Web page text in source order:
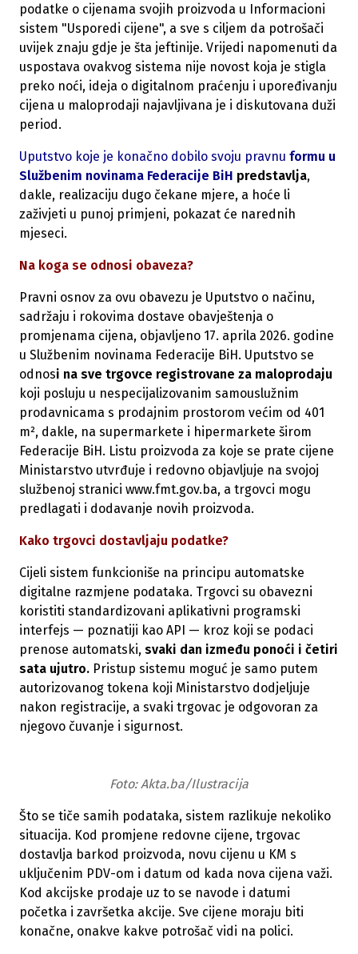
podatke o cijenama svojih proizvoda u Informacioni
sistem "Usporedi cijene", a sve s ciljem da potrošači
uvijek znaju gdje je šta jeftinije. Vrijedi napomenuti da
uspostava ovakvog sistema nije novost koja je stigla
preko noći, ideja o digitalnom praćenju i upoređivanju
cijena u maloprodaji najavljivana je i diskutovana duži
period.
Uputstvo koje je konačno dobilo svoju pravnu formu u
Službenim novinama Federacije BiH predstavlja,
dakle, realizaciju dugo čekane mjere, a hoće li
zaživjeti u punoj primjeni, pokazat će narednih
mjeseci.
Na koga se odnosi obaveza?
Pravni osnov za ovu obavezu je Uputstvo o načinu,
sadržaju i rokovima dostave obavještenja o
promjenama cijena, objavljeno 17. aprila 2026. godine
u Službenim novinama Federacije BiH. Uputstvo se
odnosi na sve trgovce registrovane za maloprodaju
koji posluju u nespecijalizovanim samouslužnim
prodavnicama s prodajnim prostorom većim od 401
m², dakle, na supermarkete i hipermarkete širom
Federacije BiH. Listu proizvoda za koje se prate cijene
Ministarstvo utvrđuje i redovno objavljuje na svojoj
službenoj stranici www.fmt.gov.ba, a trgovci mogu
predlagati i dodavanje novih proizvoda.
Kako trgovci dostavljaju podatke?
Cijeli sistem funkcioniše na principu automatske
digitalne razmjene podataka. Trgovci su obavezni
koristiti standardizovani aplikativni programski
interfejs — poznatiji kao API — kroz koji se podaci
prenose automatski, svaki dan između ponoći i četiri
sata ujutro. Pristup sistemu moguć je samo putem
autorizovanog tokena koji Ministarstvo dodjeljuje
nakon registracije, a svaki trgovac je odgovoran za
njegovo čuvanje i sigurnost.
Foto: Akta.ba/Ilustracija
Što se tiče samih podataka, sistem razlikuje nekoliko
situacija. Kod promjene redovne cijene, trgovac
dostavlja barkod proizvoda, novu cijenu u KM s
uključenim PDV-om i datum od kada nova cijena važi.
Kod akcijske prodaje uz to se navode i datumi
početka i završetka akcije. Sve cijene moraju biti
konačne, onakve kakve potrošač vidi na polici.